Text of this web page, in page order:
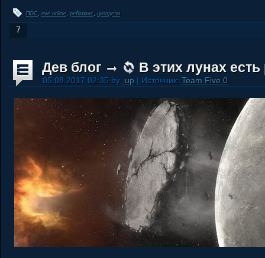
ПОС, eve online, ребаланс, цитадели
7
Дев блог В этих лунах есть
05.08.2017 02:35 by .up | Источник: Team Five 0